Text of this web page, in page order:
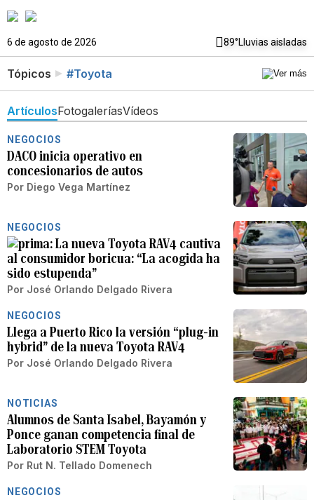
6 de agosto de 2026 89°Lluvias aisladas
Tópicos #Toyota
ArtículosFotogaleríasVídeos
NEGOCIOS
DACO inicia operativo en
concesionarios de autos
Por Diego Vega Martínez
NEGOCIOS
La nueva Toyota RAV4 cautiva
al consumidor boricua: “La acogida ha
sido estupenda”
Por José Orlando Delgado Rivera
NEGOCIOS
Llega a Puerto Rico la versión “plug-in
hybrid” de la nueva Toyota RAV4
Por José Orlando Delgado Rivera
NOTICIAS
Alumnos de Santa Isabel, Bayamón y
Ponce ganan competencia final de
Laboratorio STEM Toyota
Por Rut N. Tellado Domenech
NEGOCIOS